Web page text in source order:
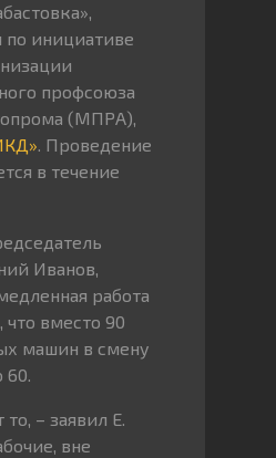
по инициативе
профсоюза
(МПРА),
. Проведение
в течение
Иванов,
работа
вместо 90
машин в смену
– заявил Е.
вне